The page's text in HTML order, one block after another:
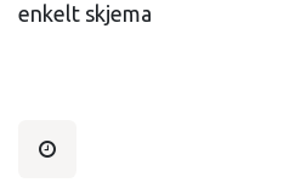
enkelt skjema